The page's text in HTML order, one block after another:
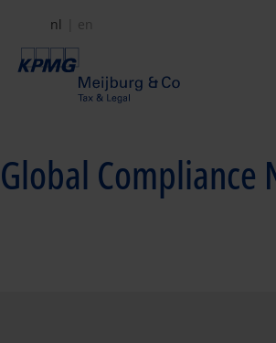
naar
Secundair
nl en
Global Compliance